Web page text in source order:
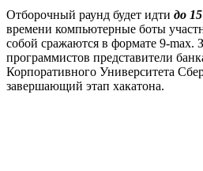
Отборочный раунд будет идти до
времени компьютерные боты
собой сражаются в формате 9-max.
программистов представители
Корпоративного Университета
завершающий этап хакатона.